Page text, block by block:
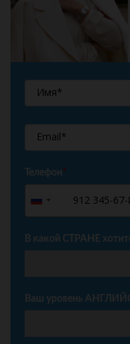
Телефон*
Russia
+7
В какой СТРАНЕ
Ваш уровень